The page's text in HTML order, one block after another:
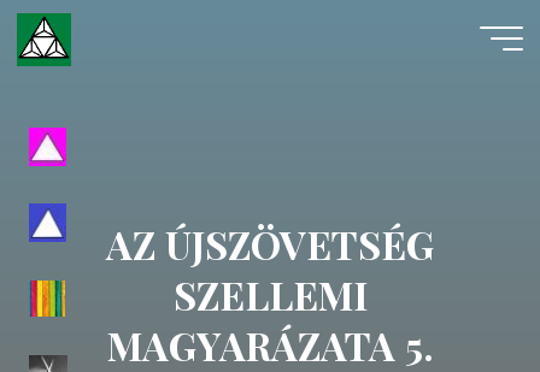
Skip
content
AZ ÚJSZÖVETSÉG
SZELLEMI
MAGYARÁZATA 5.